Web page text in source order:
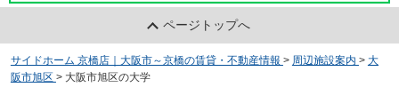
ページトップへ
サイドホーム 京橋店｜大阪市～京橋の賃貸・不動産情報 > 周辺施設案内 > 大
阪市旭区 > 大阪市旭区の大学